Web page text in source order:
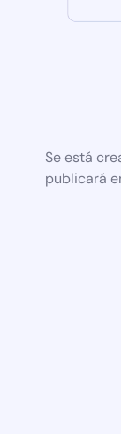
Se está
publicará